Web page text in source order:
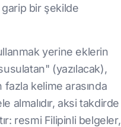
garip bir şekilde
yerine eklerin
(yazılacak),
fazla kelime arasında
almalıdır, aksi takdirde
resmi Filipinli belgeler,